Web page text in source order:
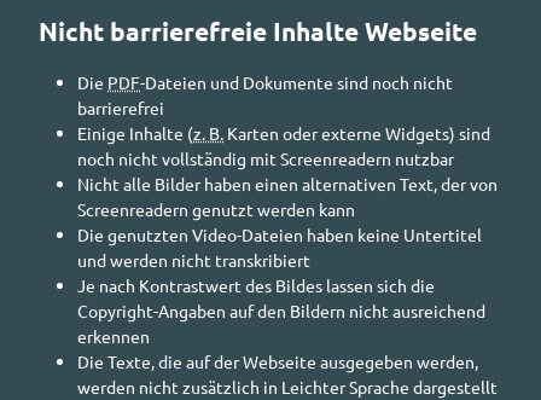
Nicht barrierefreie Inhalte Webseite
Die PDF-Dateien und Dokumente sind noch nicht
barrierefrei
Einige Inhalte (z. B. Karten oder externe Widgets) sind
noch nicht vollständig mit Screenreadern nutzbar
Nicht alle Bilder haben einen alternativen Text, der von
Screenreadern genutzt werden kann
Die genutzten Video-Dateien haben keine Untertitel
und werden nicht transkribiert
Je nach Kontrastwert des Bildes lassen sich die
Copyright-Angaben auf den Bildern nicht ausreichend
erkennen
Die Texte, die auf der Webseite ausgegeben werden,
werden nicht zusätzlich in Leichter Sprache dargestellt